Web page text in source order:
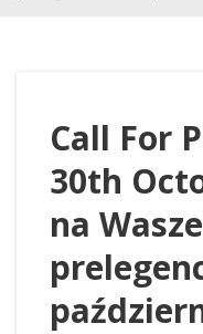
Call For
30th
na